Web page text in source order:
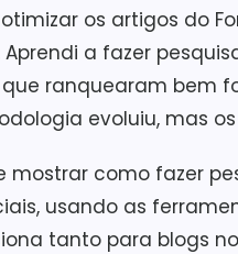
os artigos do
a fazer
ranquearam bem
evoluiu, mas
mostrar como fazer
usando as
tanto para blogs